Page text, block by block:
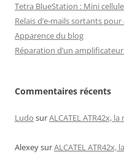
Tetra BlueStation : Mini
Relais d’e-mails sortants
Apparence du blog
Réparation d’un
Commentaires récents
Ludo surALCATEL ATR42x,
AlexeysurALCATEL ATR42x,